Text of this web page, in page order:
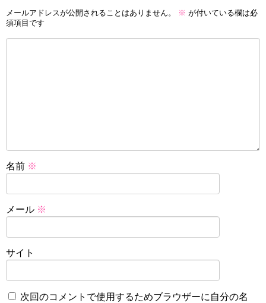
メールアドレスが公開されることはありません。 ※ が付いている欄は必
須項目です
名前 ※
メール ※
サイト
次回のコメントで使用するためブラウザーに自分の名